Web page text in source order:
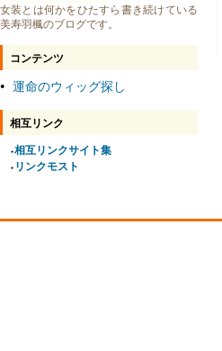
女装とは何かをひたすら書き続けている
美寿羽楓のブログです。
コンテンツ
● 運命のウィッグ探し
相互リンク
●相互リンクサイト集
● リンクモスト